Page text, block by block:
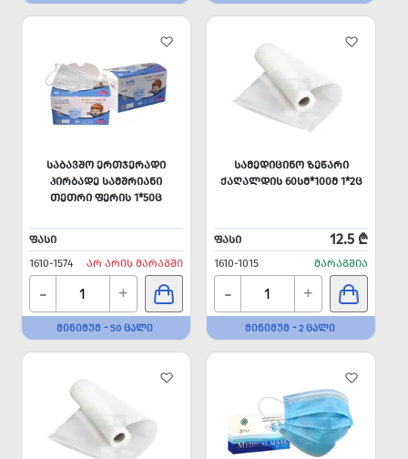
ᲡᲐᲑᲐᲕᲨᲝ ᲔᲠᲗᲯᲔᲠᲐᲓᲘ
ᲞᲘᲠᲑᲐᲓᲔ ᲡᲐᲛᲨᲠᲘᲐᲜᲘ
ᲗᲔᲗᲠᲘ ᲤᲔᲠᲘᲡ 1*50Ც
ᲤᲐᲡᲘ
1610-1574
ᲐᲠ ᲐᲠᲘᲡ ᲛᲐᲠᲐᲒᲨᲘ
- +
ᲛᲘᲜᲘᲛᲣᲛ - 50 ᲪᲐᲚᲘ
ᲡᲐᲛᲔᲓᲘᲪᲘᲜᲝ ᲖᲔᲬᲐᲠᲘ
ᲥᲐᲦᲐᲚᲓᲘᲡ 60ᲡᲛ*100Მ 1*2Ც
ᲤᲐᲡᲘ 12.5 ₾
1610-1015 ᲛᲐᲠᲐᲒᲨᲘᲐ
- +
ᲛᲘᲜᲘᲛᲣᲛ - 2 ᲪᲐᲚᲘ